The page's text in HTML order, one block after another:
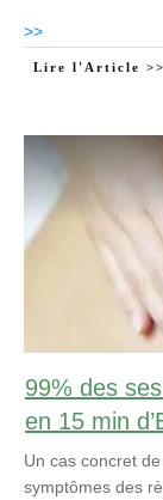
>>
Lire l'Article >>
99% des
en 15 min
Un cas concret
symptômes des